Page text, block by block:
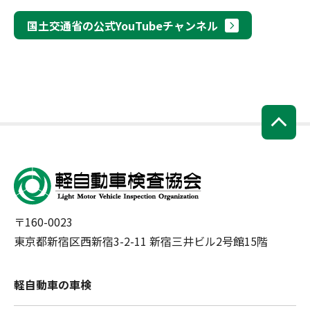
国土交通省の公式YouTubeチャンネル
〒160-0023
東京都新宿区西新宿3-2-11 新宿三井ビル2号館15階
軽自動車の車検